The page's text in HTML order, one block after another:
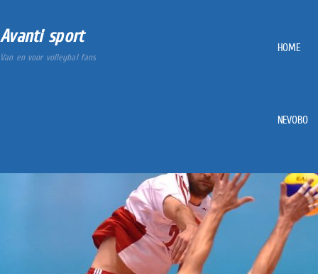
Avanti sport
Van en voor volleybal fans
HOME
NEVOBO